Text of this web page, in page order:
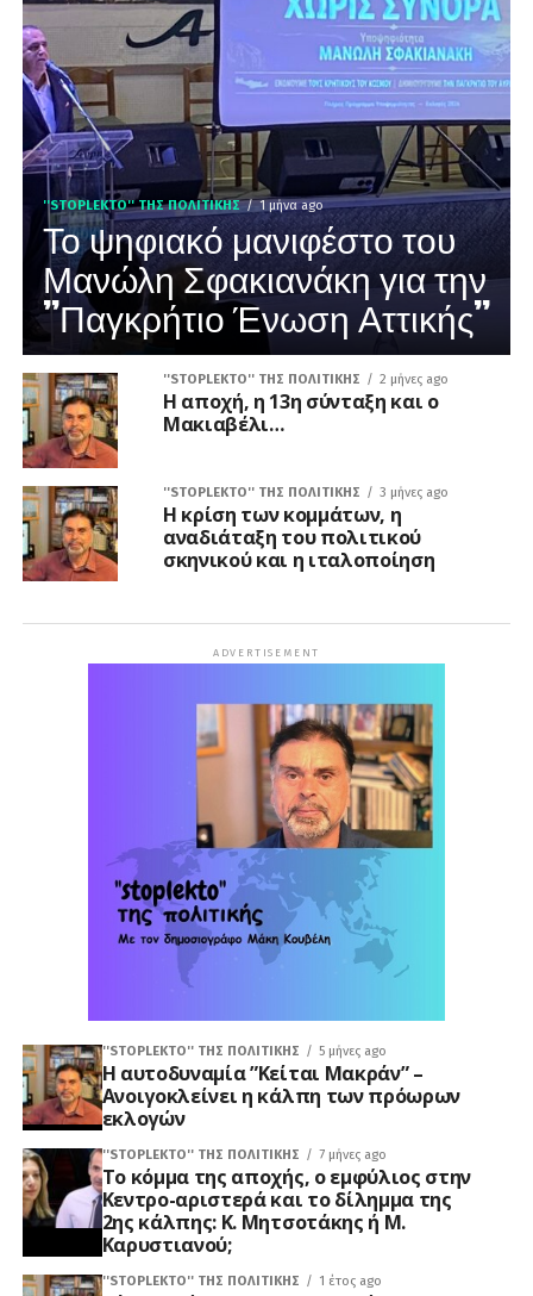
''STOPLEKTO'' ΤΗΣ ΠΟΛΙΤΙΚΗΣ 1 μήνα ago
Το ψηφιακό μανιφέστο του
Μανώλη Σφακιανάκη για την
”Παγκρήτιο Ένωση Αττικής”
''STOPLEKTO'' ΤΗΣ ΠΟΛΙΤΙΚΗΣ 2 μήνες ago
Η αποχή, η 13η σύνταξη και ο
Μακιαβέλι…
''STOPLEKTO'' ΤΗΣ ΠΟΛΙΤΙΚΗΣ 3 μήνες ago
Η κρίση των κομμάτων, η
αναδιάταξη του πολιτικού
σκηνικού και η ιταλοποίηση
ADVERTISEMENT
''STOPLEKTO'' ΤΗΣ ΠΟΛΙΤΙΚΗΣ 5 μήνες ago
Η αυτοδυναμία ”Κείται Μακράν” –
Ανοιγοκλείνει η κάλπη των πρόωρων
εκλογών
''STOPLEKTO'' ΤΗΣ ΠΟΛΙΤΙΚΗΣ 7 μήνες ago
Το κόμμα της αποχής, ο εμφύλιος στην
Κεντρο-αριστερά και το δίλημμα της
2ης κάλπης: Κ. Μητσοτάκης ή Μ.
Καρυστιανού;
''STOPLEKTO'' ΤΗΣ ΠΟΛΙΤΙΚΗΣ 1 έτος ago